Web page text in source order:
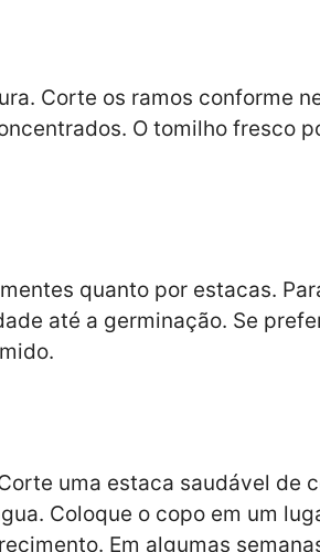
Corte os ramos conforme
O tomilho fresco
quanto por estacas.
até a germinação. Se
uma estaca saudável de
Coloque o copo em um
Em algumas